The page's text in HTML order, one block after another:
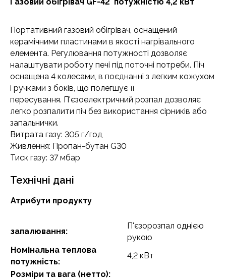
Портативний газовий обігрівач, оснащений
керамічними пластинами в якості нагрівального
елемента. Регулювання потужності дозволяє
налаштувати роботу печі під поточні потреби. Піч
оснащена 4 колесами, в поєднанні з легким кожухом
і ручками з боків, що полегшує її
пересування. П'єзоелектричний розпал дозволяє
легко розпалити піч без використання сірників або
запальнички.
Витрата газу: 305 г/год
Живлення: Пропан-бутан G30
Тиск газу: 37 мбар
Технічні дані
Атрибути продукту
запалювання:
П'єзорозпал однією
рукою
Номінальна теплова
потужність:
4,2 кВт
Розміри та вага (нетто):